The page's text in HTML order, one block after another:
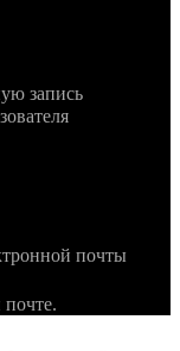
запись
почты